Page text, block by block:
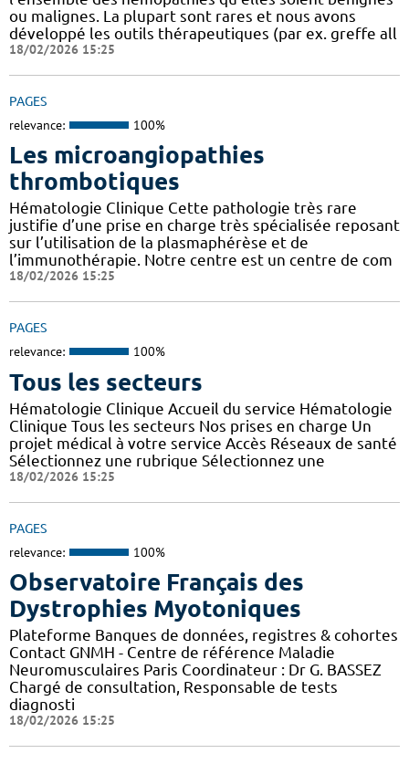
ou malignes. La plupart sont rares et nous avons
développé les outils thérapeutiques (par ex. greffe all
18/02/2026 15:25
PAGES
relevance: 100%
Les microangiopathies
thrombotiques
Hématologie Clinique Cette pathologie très rare
justifie d’une prise en charge très spécialisée reposant
sur l’utilisation de la plasmaphérèse et de
l’immunothérapie. Notre centre est un centre de com
18/02/2026 15:25
PAGES
relevance: 100%
Tous les secteurs
Hématologie Clinique Accueil du service Hématologie
Clinique Tous les secteurs Nos prises en charge Un
projet médical à votre service Accès Réseaux de santé
Sélectionnez une rubrique Sélectionnez une
18/02/2026 15:25
PAGES
relevance: 100%
Observatoire Français des
Dystrophies Myotoniques
Plateforme Banques de données, registres & cohortes
Contact GNMH - Centre de référence Maladie
Neuromusculaires Paris Coordinateur : Dr G. BASSEZ
Chargé de consultation, Responsable de tests
diagnosti
18/02/2026 15:25